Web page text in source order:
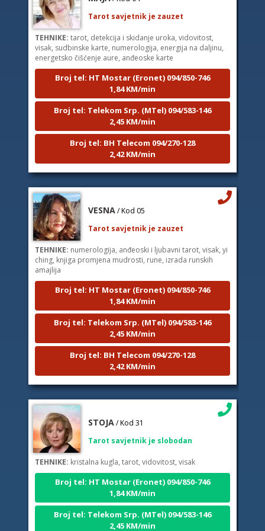
TEHNIKE:tarot, detekcija i skidanje uroka, vidovitost,
visak, sudbinske karte, numerologija, energija na daljinu,
energetsko čišćenje aure, anđeoske karte
Broj tel: HT Mostar (Eronet) 094/850-746
1,84 KM/min
Broj tel: Telekom Srp. (MTel) 094/583-146
2,45 KM/min
Broj tel: BH Telecom 094/270-128
2,42 KM/min
TEHNIKE:numerologija, anđeoski i ljubavni tarot, visak, yi
ching, knjiga promjena mudrosti, rune, izrada runskih
amajlija
Broj tel: HT Mostar (Eronet) 094/850-746
1,84 KM/min
Broj tel: Telekom Srp. (MTel) 094/583-146
2,45 KM/min
Broj tel: BH Telecom 094/270-128
2,42 KM/min
TEHNIKE:kristalna kugla, tarot, vidovitost, visak
Broj tel: HT Mostar (Eronet) 094/850-746
1,84 KM/min
Broj tel: Telekom Srp. (MTel) 094/583-146
2,45 KM/min